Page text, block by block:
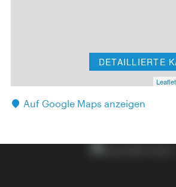
DETAILLIERTE
Leaflet
Auf Google Maps anzeigen